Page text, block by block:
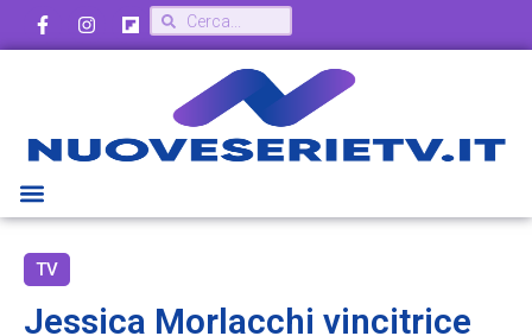
TV
Jessica Morlacchi vincitrice